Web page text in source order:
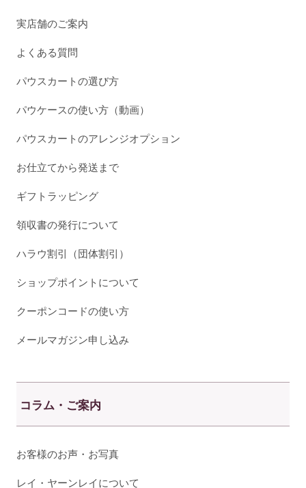
実店舗のご案内
よくある質問
パウスカートの選び方
パウケースの使い方（動画）
パウスカートのアレンジオプション
お仕立てから発送まで
ギフトラッピング
領収書の発行について
ハラウ割引（団体割引）
ショップポイントについて
クーポンコードの使い方
メールマガジン申し込み
コラム・ご案内
お客様のお声・お写真
レイ・ヤーンレイについて